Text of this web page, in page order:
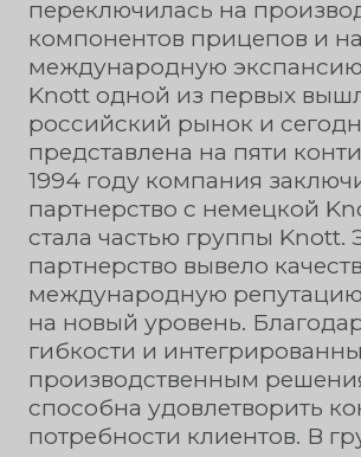
переключилась на
компонентов прицепов и
международную
Knott одной из первых
российский рынок и
представлена на пяти
1994 году компания
партнерство с немецкой
стала частью группы Knott.
партнерство вывело
международную
на новый уровень.
гибкости и
производственным
способна удовлетворить
потребности клиентов. В